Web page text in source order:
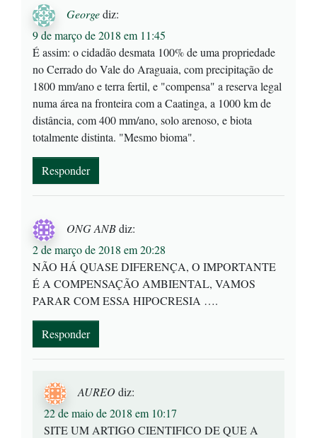
Georgediz:
9 de março de 2018 em 11:45
É assim: o cidadão desmata 100% de uma propriedade
no Cerrado do Vale do Araguaia, com precipitação de
1800 mm/ano e terra fertil, e "compensa" a reserva legal
numa área na fronteira com a Caatinga, a 1000 km de
distância, com 400 mm/ano, solo arenoso, e biota
totalmente distinta. "Mesmo bioma".
Responder
ONG ANBdiz:
2 de março de 2018 em 20:28
NÃO HÁ QUASE DIFERENÇA, O IMPORTANTE
É A COMPENSAÇÃO AMBIENTAL, VAMOS
PARAR COM ESSA HIPOCRESIA ….
Responder
AUREOdiz:
22 de maio de 2018 em 10:17
SITE UM ARTIGO CIENTIFICO DE QUE A